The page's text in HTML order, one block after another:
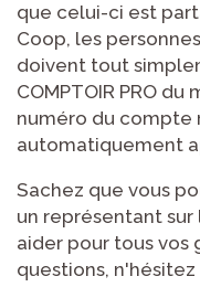
que celui-ci est
Coop, les
doivent tout
COMPTOIR PRO
numéro du compte
automatiquement
Sachez que vous
un représentant
aider pour tous vos
questions,